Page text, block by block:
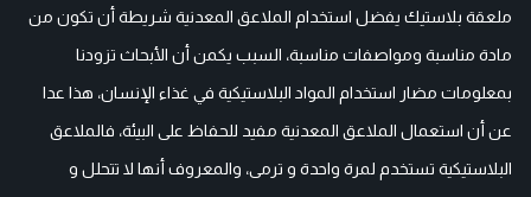
ملعقة بلاستيك يفضل استخدام الملاعق المعدنية شريطة أن تكون من
مادة مناسبة ومواصفات مناسبة، السبب يكمن أن الأبحاث تزودنا
بمعلومات مضار استخدام المواد البلاستيكية في غذاء الإنسان، هذا عدا
عن أن استعمال الملاعق المعدنية مفيد للحفاظ على البيئة، فالملاعق
البلاستيكية تستخدم لمرة واحدة و ترمى، والمعروف أنها لا تتحلل و